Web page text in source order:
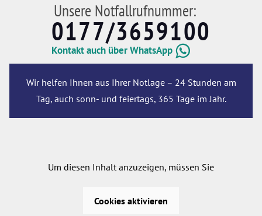
Unsere Notfallrufnummer:
0177/3659100
Kontakt auch über WhatsApp
Wir helfen Ihnen aus Ihrer Notlage – 24 Stunden am
Tag, auch sonn- und feiertags, 365 Tage im Jahr.
Um diesen Inhalt anzuzeigen, müssen Sie
Cookies aktivieren